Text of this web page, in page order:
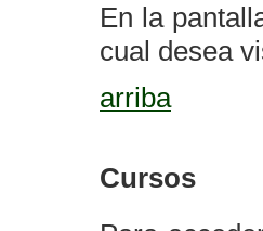
En la
cual desea
arriba
Cursos